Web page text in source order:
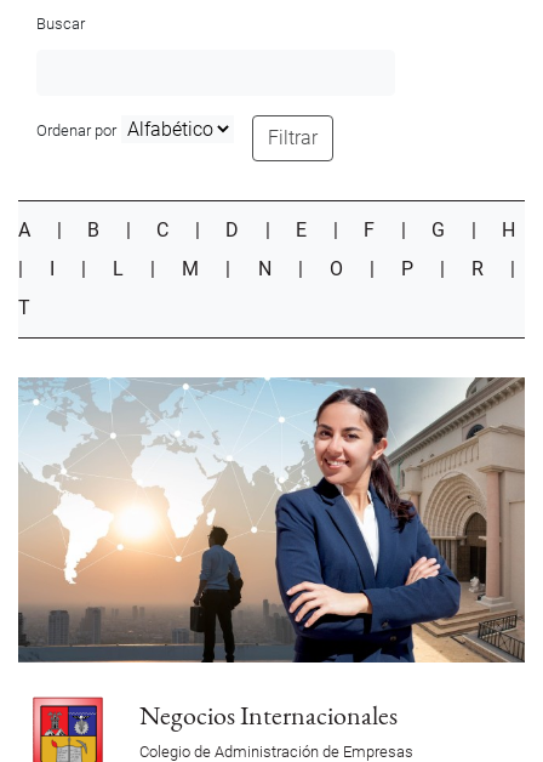
Buscar
Ordenar por Filtrar
A | B | C | D | E | F | G | H
| I | L | M | N | O | P | R
|
T
Negocios Internacionales
Colegio de Administración de Empresas